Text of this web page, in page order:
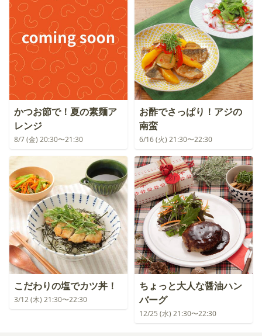
かつお節で！夏の素麺ア
レンジ
8/7 (金) 20:30〜21:30
お酢でさっぱり！アジの
南蛮
6/16 (火) 21:30〜22:30
こだわりの塩でカツ丼！
3/12 (木) 21:30〜22:30
ちょっと大人な醤油ハン
バーグ
12/25 (水) 21:30〜22:30